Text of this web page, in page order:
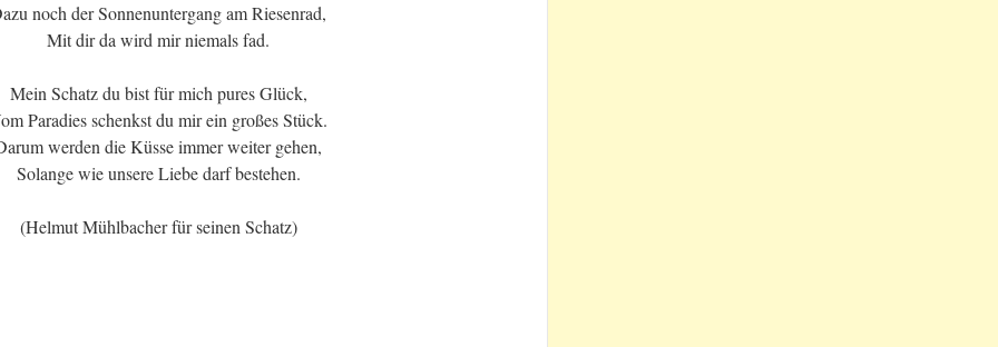
noch der Sonnenuntergang am Riesenrad,
Mit dir da wird mir niemals fad.
Mein Schatz du bist für mich pures Glück,
Paradies schenkst du mir ein großes Stück.
werden die Küsse immer weiter gehen,
Solange wie unsere Liebe darf bestehen.
(Helmut Mühlbacher für seinen Schatz)